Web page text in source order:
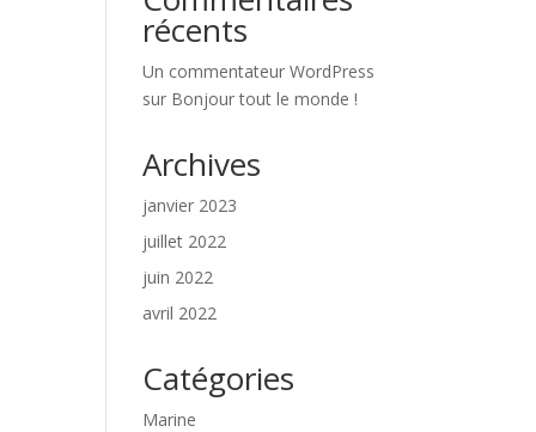
récents
Un commentateur WordPress
sur Bonjour tout le monde !
Archives
janvier 2023
juillet 2022
juin 2022
avril 2022
Catégories
Marine